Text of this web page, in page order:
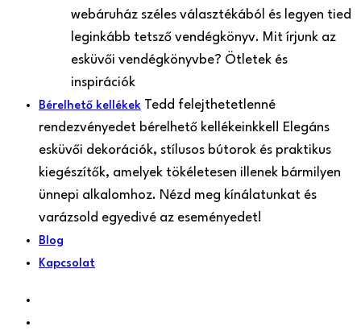
webáruház széles választékából és legyen tied
leginkább tetsző vendégkönyv. Mit írjunk az
esküvői vendégkönyvbe? Ötletek és
inspirációk
Bérelhető kellékek Tedd felejthetetlenné
rendezvényedet bérelhető kellékeinkkel! Elegáns
esküvői dekorációk, stílusos bútorok és praktikus
kiegészítők, amelyek tökéletesen illenek bármilyen
ünnepi alkalomhoz. Nézd meg kínálatunkat és
varázsold egyedivé az eseményedet!
Blog
Kapcsolat